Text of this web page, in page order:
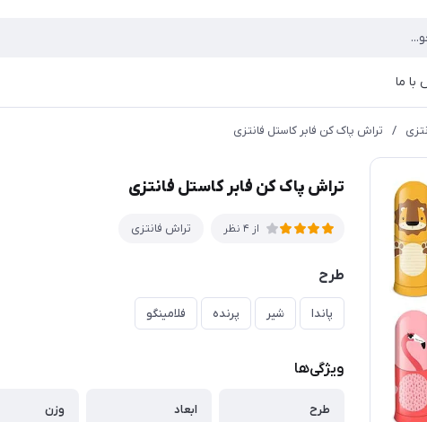
با ما
/ تراش پاک کن فابر کاستل فانتزی
تراش پاک کن فابر کاستل فانتزی
از 4 نظر تراش فانتزی
طرح
پاندا شیر پرنده فلامینگو
ویژگی‌ها
طرح
ابعاد
وزن